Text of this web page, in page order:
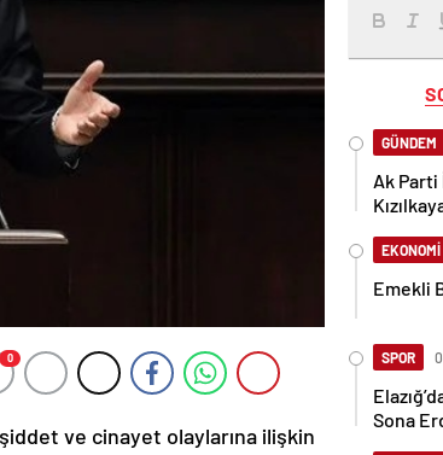
0
ve cinayet olaylarına ilişkin
GÜNDEM
Ak Parti
EKONOMİ
Emekli
SPOR
Sona